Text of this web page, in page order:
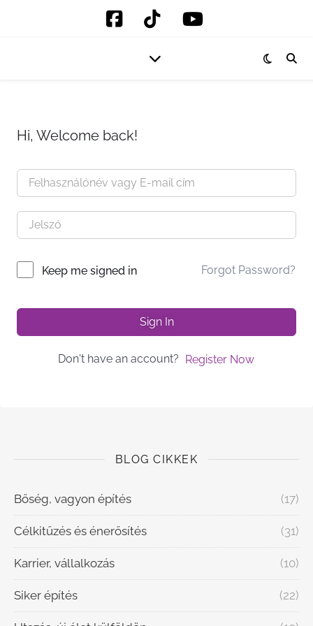
Hi, Welcome back!
Keep me signed in Forgot Password?
Sign In
Don't have an account? Register Now
BLOG CIKKEK
Bőség, vagyon építés (17)
Célkitűzés és énerősítés (31)
Karrier, vállalkozás (10)
Siker építés (22)